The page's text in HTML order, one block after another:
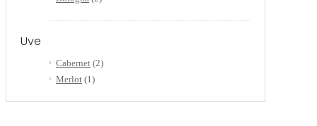
Uve
Cabernet (2)
Merlot (1)